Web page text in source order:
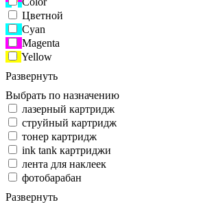
Цветной
Cyan
Magenta
Yellow
Развернуть
Выбрать по назначению
лазерный картридж
струйный картридж
тонер картридж
ink tank картриджи
лента для наклеек
фотобарабан
Развернуть